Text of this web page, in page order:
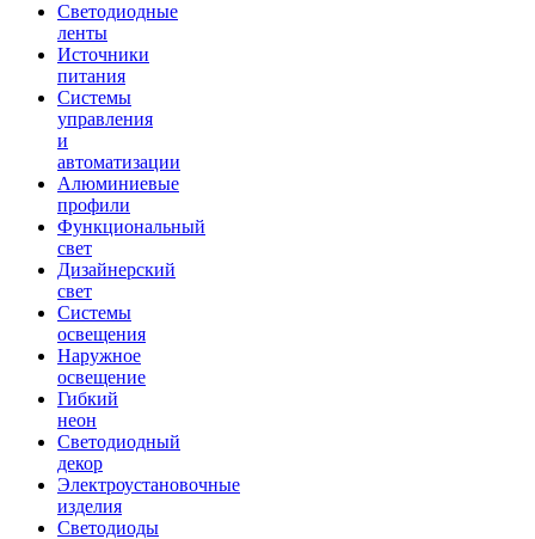
Светодиодные
ленты
Источники
питания
Системы
управления
и
автоматизации
Алюминиевые
профили
Функциональный
свет
Дизайнерский
свет
Системы
освещения
Наружное
освещение
Гибкий
неон
Светодиодный
декор
Электроустановочные
изделия
Светодиоды